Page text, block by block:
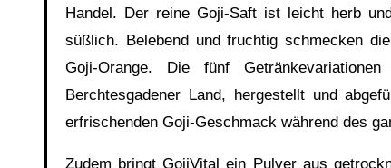
Handel. Der reine Goji-Saft ist leicht herb
süßlich. Belebend und fruchtig schmecken
Goji-Orange. Die fünf
Berchtesgadener Land, hergestellt und
erfrischenden Goji-Geschmack während des
Zudem bringt GojiVital ein Pulver aus